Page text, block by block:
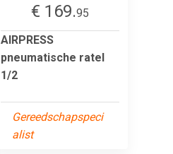
€ 169.95
AIRPRESS
pneumatische ratel
1/2
Gereedschapspeci
alist